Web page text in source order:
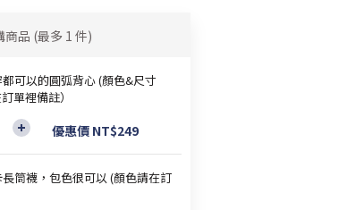
商品 (最多 1 件)
可以的圓弧背心 (顏色&尺寸
單裡備註）
優惠價 NT$249
筒襪，包色很可以 (顏色請在訂